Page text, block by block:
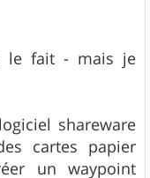
le fait - mais je
shareware
cartes papier
un waypoint